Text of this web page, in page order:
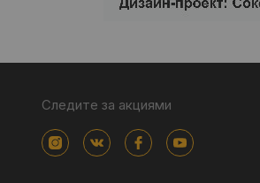
Следите за акциями